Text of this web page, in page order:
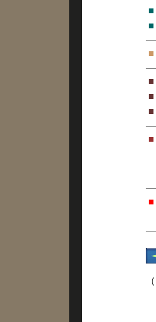
■
■
■
■
■
■
■
■